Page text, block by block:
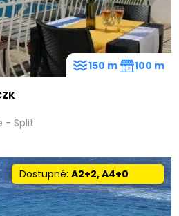
- Split
150 m 100 m
Dostupné:A2+2, A4+0